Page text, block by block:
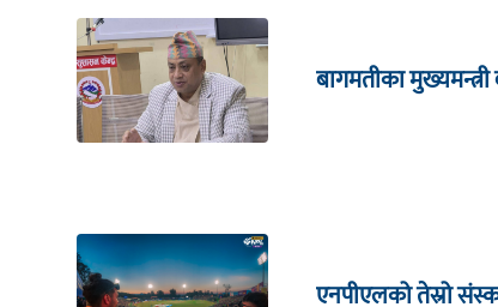
बागमतीका
एनपीएलको तेस्रो